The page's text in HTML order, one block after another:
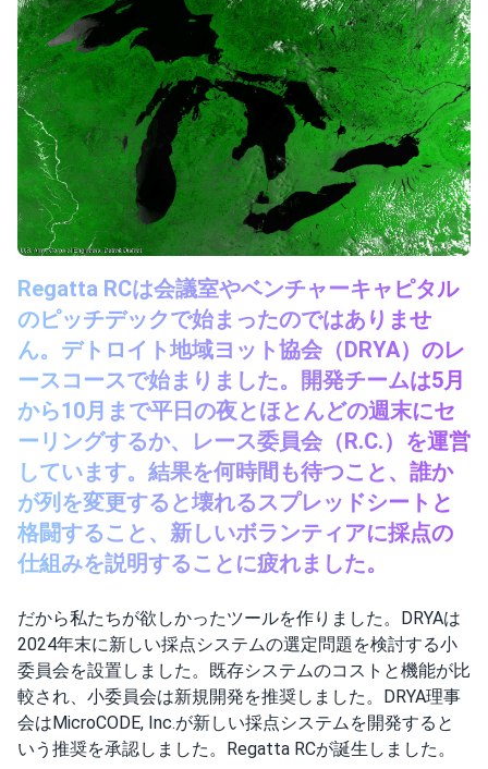
Regatta RCは会議室やベンチャーキャピタル
のピッチデックで始まったのではありませ
ん。デトロイト地域ヨット協会（DRYA）のレ
ースコースで始まりました。開発チームは5月
から10月まで平日の夜とほとんどの週末にセ
ーリングするか、レース委員会（R.C.）を運営
しています。結果を何時間も待つこと、誰か
が列を変更すると壊れるスプレッドシートと
格闘すること、新しいボランティアに採点の
仕組みを説明することに疲れました。
だから私たちが欲しかったツールを作りました。DRYAは
2024年末に新しい採点システムの選定問題を検討する小
委員会を設置しました。既存システムのコストと機能が比
較され、小委員会は新規開発を推奨しました。DRYA理事
会はMicroCODE, Inc.が新しい採点システムを開発すると
いう推奨を承認しました。Regatta RCが誕生しました。